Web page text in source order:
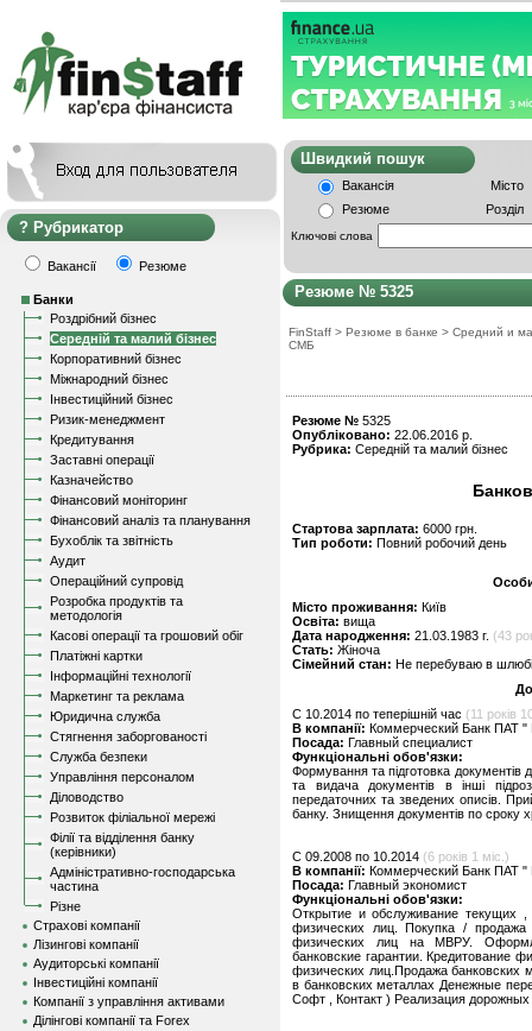
Рубрикатор
Вакансії Резюме
Банки
Роздрібний бізнес
Середній та малий бізнес
Корпоративний бізнес
Міжнародний бізнес
Інвестиційний бізнес
Ризик-менеджмент
Кредитування
Заставні операції
Казначейство
Фінансовий моніторинг
Фінансовий аналіз та планування
Бухоблік та звітність
Аудит
Операційний супровід
Розробка продуктів та
методологія
Касові операції та грошовий обіг
Платіжні картки
Інформаційні технології
Маркетинг та реклама
Юридична служба
Стягнення заборгованості
Служба безпеки
Управління персоналом
Діловодство
Розвиток філіальної мережі
Філії та відділення банку
(керівники)
Адміністративно-господарська
частина
Різне
Страхові компанії
Лізингові компанії
Аудиторські компанії
Інвестиційні компанії
Компанії з управління активами
Ділінгові компанії та Forex
Швидкий
Вакансія
Місто
Резюме
Розділ
Ключові слова
Резюме № 5325
FinStaff > Резюме в банке > Средний и
СМБ
Резюме № 5325
Опубліковано: 22.06.2016 р.
Рубрика: Середній та малий бізнес
Стартова зарплата: 6000 грн.
Тип роботи: Повний робочий день
Місто проживання: Київ
Освіта: вища
Дата народження: 21.03.1983 г. (43
Стать: Жіноча
Сімейний стан: Не перебуваю в
C 10.2014 по теперішній час (11 років
В компанії: Коммерческий Банк ПАТ
Посада: Главный специалист
Функціональні обов'язки:
Формування та підготовка документів
та видача документів в інші
передаточних та зведених описів.
банку. Знищення документів по сроку
C 09.2008 по 10.2014 (6 років 1 міс.)
В компанії: Коммерческий Банк ПАТ
Посада: Главный экономист
Функціональні обов'язки:
Открытие и обслуживание текущих
физических лиц. Покупка /
физических лиц на МВРУ.
банковские гарантии. Кредитование
физических лиц.Продажа банковских
в банковских металлах Денежные
Софт , Контакт ) Реализация дорожных